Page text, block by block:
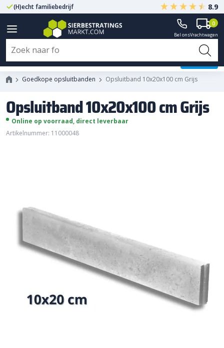
(H)echt familiebedrijf Gegarandeerd A-kwaliteit
8.9
Bel onsVrachtwagen
0
Goedkope opsluitbanden Opsluitband 10x20x100 cm Grijs
Opsluitband 10x20x100 cm Grijs
Online op voorraad, direct leverbaar
Artikelnummer: 11000048
Opsluitband 10x20x100 cm Grijs